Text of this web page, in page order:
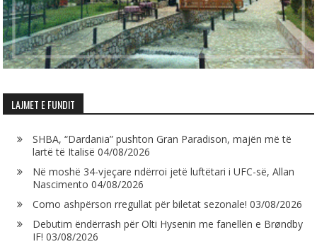
LAJMET E FUNDIT
SHBA, “Dardania” pushton Gran Paradison, majën më të
lartë të Italisë 04/08/2026
Në moshë 34-vjeçare ndërroi jetë luftëtari i UFC-së, Allan
Nascimento 04/08/2026
Como ashpërson rregullat për biletat sezonale! 03/08/2026
Debutim ëndërrash për Olti Hysenin me fanellën e Brøndby
IF! 03/08/2026